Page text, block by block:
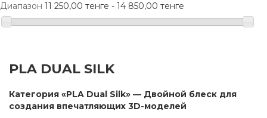
Диапазон 11 250,00 тенге - 14 850,00 тенге
PLA DUAL SILK
Категория «PLA Dual Silk» — Двойной блеск для
создания впечатляющих 3D-моделей